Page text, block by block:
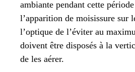
ambiante pendant cette
l’apparition de moisissure sur
l’optique de l’éviter au
doivent être disposés à la
de les aérer.